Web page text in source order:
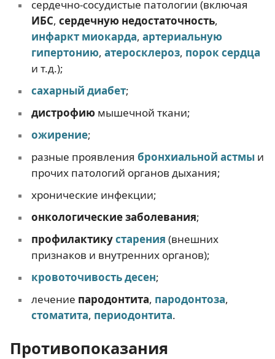
сердечно-сосудистые патологии (включая
ИБС, сердечную недостаточность,
инфаркт миокарда, артериальную
гипертонию, атеросклероз, порок сердца
и т.д.);
сахарный диабет;
дистрофиюмышечной ткани;
ожирение;
разные проявления бронхиальной астмыи
прочих патологий органов дыхания;
хронические инфекции;
онкологические заболевания;
профилактикустарения (внешних
признаков и внутренних органов);
кровоточивость десен;
лечение пародонтита, пародонтоза,
стоматита, периодонтита.
Противопоказания